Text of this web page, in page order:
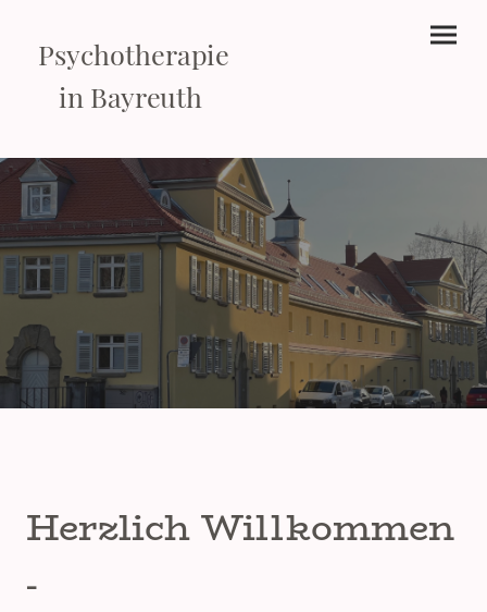
Psychotherapie
in Bayreuth
.
Herzlich Willkommen
-